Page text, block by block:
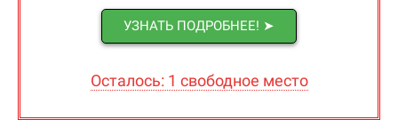
УЗНАТЬ ПОДРОБНЕЕ! ➤
Осталось: 1 свободное место